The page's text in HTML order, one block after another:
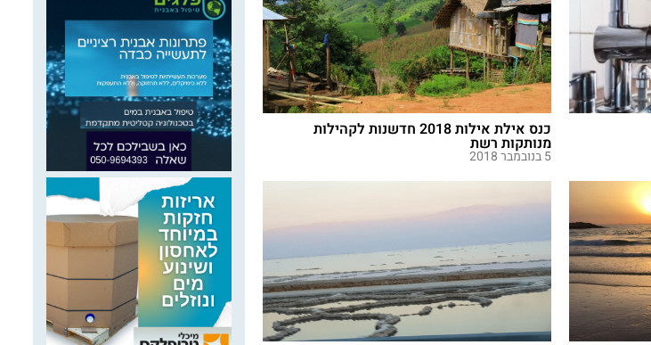
כנס אילת אילות 2018 חדשנות לקהילות
מנותקות רשת
5 בנובמבר 2018